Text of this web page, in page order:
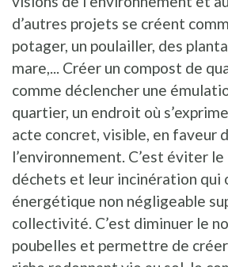
d’autres projets se créent
potager, un poulailler, des
mare,... Créer un compost de
comme déclencher une
quartier, un endroit où
acte concret, visible, en faveur
l’environnement. C’est éviter
déchets et leur incinération qui
énergétique non négligeable
collectivité. C’est diminuer le
poubelles et permettre de